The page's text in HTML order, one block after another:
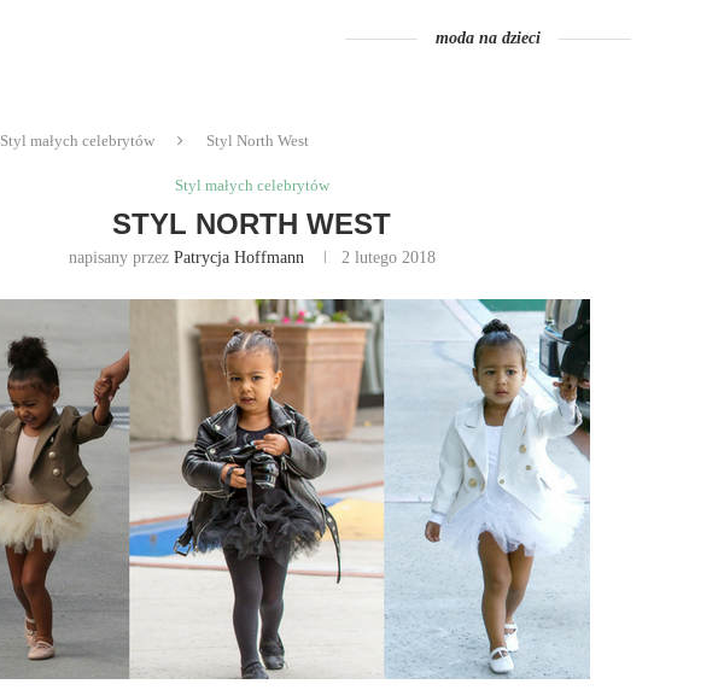
moda na dzieci
Styl małych celebrytów Styl North West
Styl małych celebrytów
STYL NORTH WEST
napisany przez Patrycja Hoffmann 2 lutego 2018